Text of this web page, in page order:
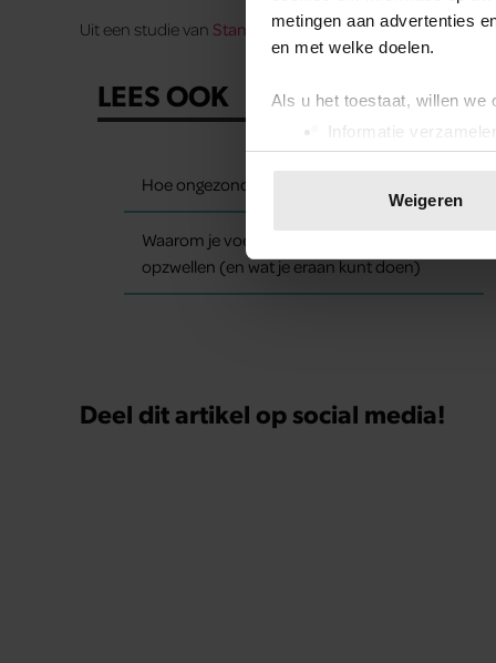
metingen aan advertenties
en met welke doelen.
Als u het toestaat, willen we
Informatie
Uw apparaat
toestemming op elk
We gebruiken cookies om
websiteverkeer te
media, adverteren en
verstrekt of die ze hebben
Weigeren
Uit een studie van Stanford Medicine blijkt dat dit de
LEES OOK
Hoe ongezond zijn ijsjes?
Waarom je voeten op warme dagen
opzwellen (en wat je eraan kunt doen)
Deel dit artikel op social media!